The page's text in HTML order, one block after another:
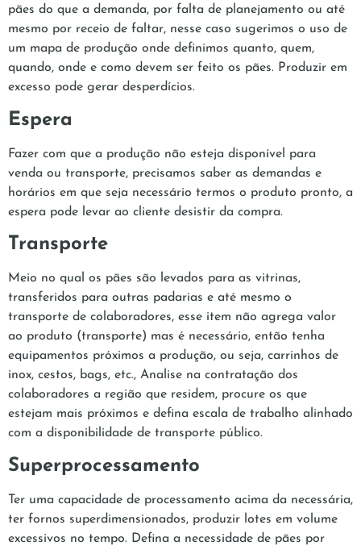
pães do que a demanda, por falta de planejamento ou até
mesmo por receio de faltar, nesse caso sugerimos o uso de
um mapa de produção onde definimos quanto, quem,
quando, onde e como devem ser feito os pães. Produzir em
excesso pode gerar desperdícios.
Espera
Fazer com que a produção não esteja disponível para
venda ou transporte, precisamos saber as demandas e
horários em que seja necessário termos o produto pronto, a
espera pode levar ao cliente desistir da compra.
Transporte
Meio no qual os pães são levados para as vitrinas,
transferidos para outras padarias e até mesmo o
transporte de colaboradores, esse item não agrega valor
ao produto (transporte) mas é necessário, então tenha
equipamentos próximos a produção, ou seja, carrinhos de
inox, cestos, bags, etc., Analise na contratação dos
colaboradores a região que residem, procure os que
estejam mais próximos e defina escala de trabalho alinhado
com a disponibilidade de transporte público.
Superprocessamento
Ter uma capacidade de processamento acima da necessária,
ter fornos superdimensionados, produzir lotes em volume
excessivos no tempo. Defina a necessidade de pães por